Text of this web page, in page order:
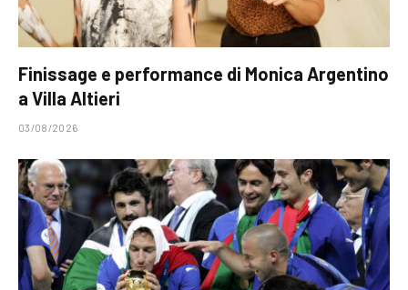
Finissage e performance di Monica Argentino
a Villa Altieri
03/08/2026